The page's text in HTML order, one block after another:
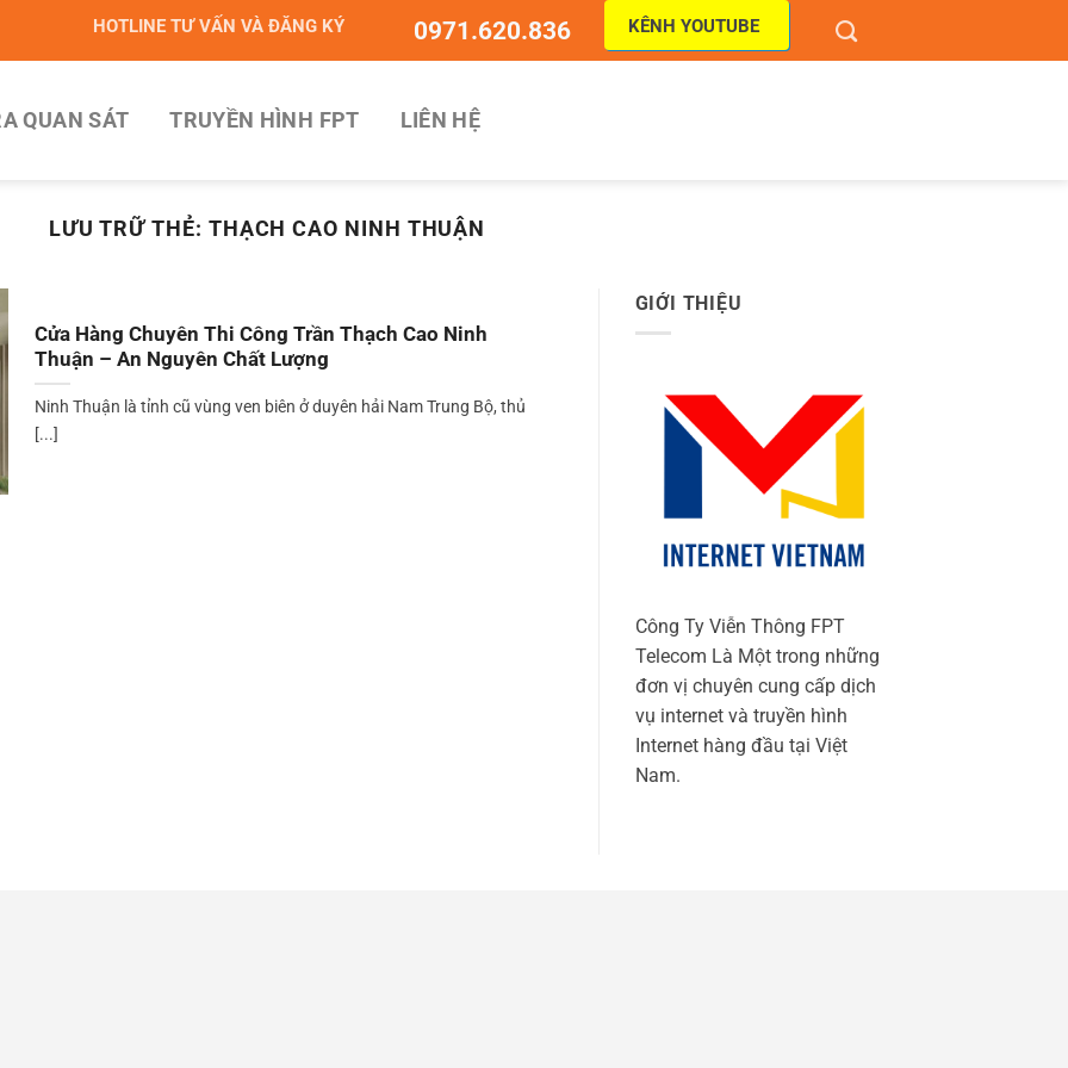
HOTLINE TƯ VẤN VÀ ĐĂNG KÝ 0971.620.836 KÊNH YOUTUBE
QUAN SÁT TRUYỀN HÌNH FPT LIÊN HỆ
LƯU TRỮ THẺ: THẠCH CAO NINH THUẬN
Cửa Hàng Chuyên Thi Công Trần Thạch Cao Ninh
Thuận – An Nguyên Chất Lượng
Ninh Thuận là tỉnh cũ vùng ven biên ở duyên hải Nam Trung Bộ, thủ
[...]
GIỚI THIỆU
Công Ty Viễn Thông FPT
Telecom Là Một trong những
đơn vị chuyên cung cấp dịch
vụ internet và truyền hình
Internet hàng đầu tại Việt
Nam.